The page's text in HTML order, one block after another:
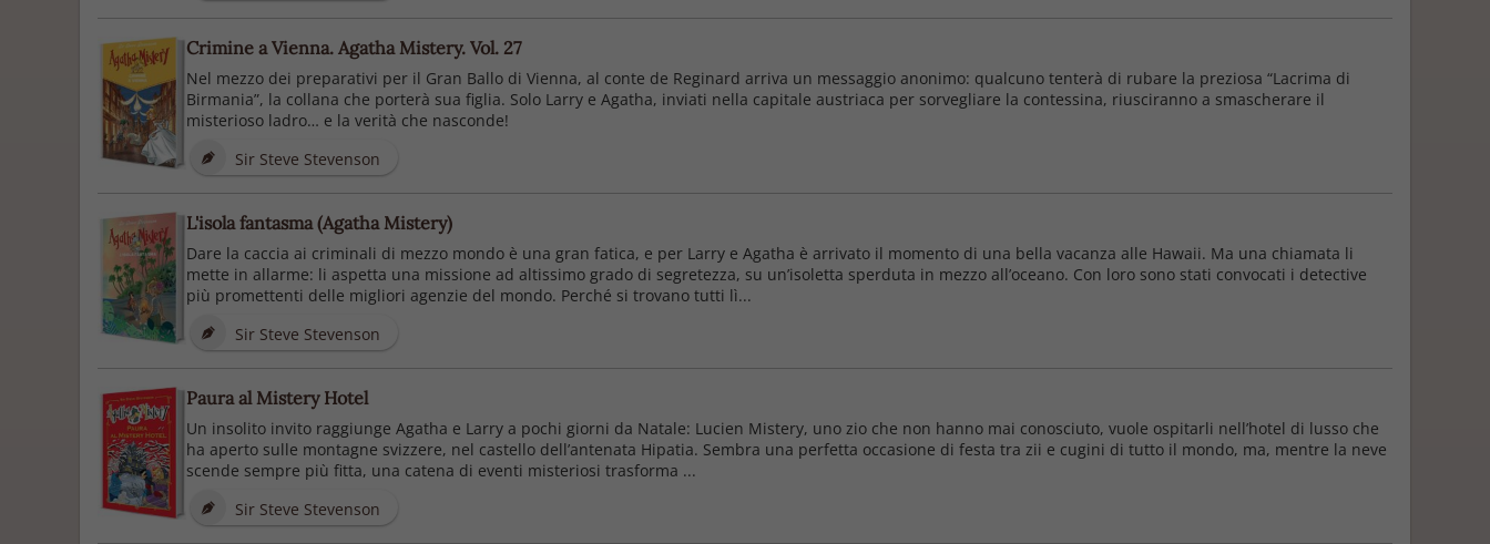
Crimine a Vienna. Agatha Mistery. Vol. 27
Nel mezzo dei preparativi per il Gran Ballo di Vienna, al conte de Reginard arriva un messaggio anonimo: qualcuno tenterà di rubare la preziosa “Lacrima di
Birmania”, la collana che porterà sua figlia. Solo Larry e Agatha, inviati nella capitale austriaca per sorvegliare la contessina, riusciranno a smascherare il
misterioso ladro… e la verità che nasconde!
Sir Steve Stevenson
L'isola fantasma (Agatha Mistery)
Dare la caccia ai criminali di mezzo mondo è una gran fatica, e per Larry e Agatha è arrivato il momento di una bella vacanza alle Hawaii. Ma una chiamata li
mette in allarme: li aspetta una missione ad altissimo grado di segretezza, su un’isoletta sperduta in mezzo all’oceano. Con loro sono stati convocati i detective
più promettenti delle migliori agenzie del mondo. Perché si trovano tutti lì...
Sir Steve Stevenson
Paura al Mistery Hotel
Un insolito invito raggiunge Agatha e Larry a pochi giorni da Natale: Lucien Mistery, uno zio che non hanno mai conosciuto, vuole ospitarli nell’hotel di lusso che
ha aperto sulle montagne svizzere, nel castello dell’antenata Hipatia. Sembra una perfetta occasione di festa tra zii e cugini di tutto il mondo, ma, mentre la neve
scende sempre più fitta, una catena di eventi misteriosi trasforma ...
Sir Steve Stevenson